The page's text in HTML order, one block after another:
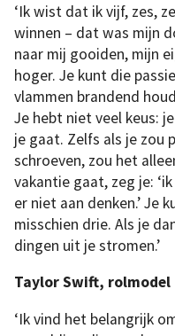
‘Ik wist dat ik vijf, zes,
winnen – dat was mijn
naar mij gooiden, mijn
hoger. Je kunt die
vlammen brandend
Je hebt niet veel keus:
je gaat. Zelfs als je zou
schroeven, zou het
vakantie gaat, zeg je:
er niet aan denken.’ Je
misschien drie. Als je
dingen uit je stromen.’
Taylor Swift, rolmodel
‘Ik vind het belangrijk